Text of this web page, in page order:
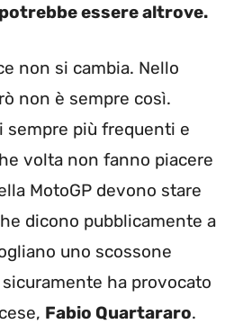
essere altrove.
non si cambia. Nello
non è sempre così.
sempre più frequenti e
volta non fanno piacere
MotoGP devono stare
dicono pubblicamente a
uno scossone
ha provocato
Fabio Quartararo.